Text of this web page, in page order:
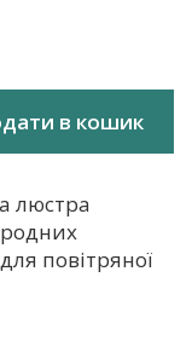
люстра
повітряної
в кошик